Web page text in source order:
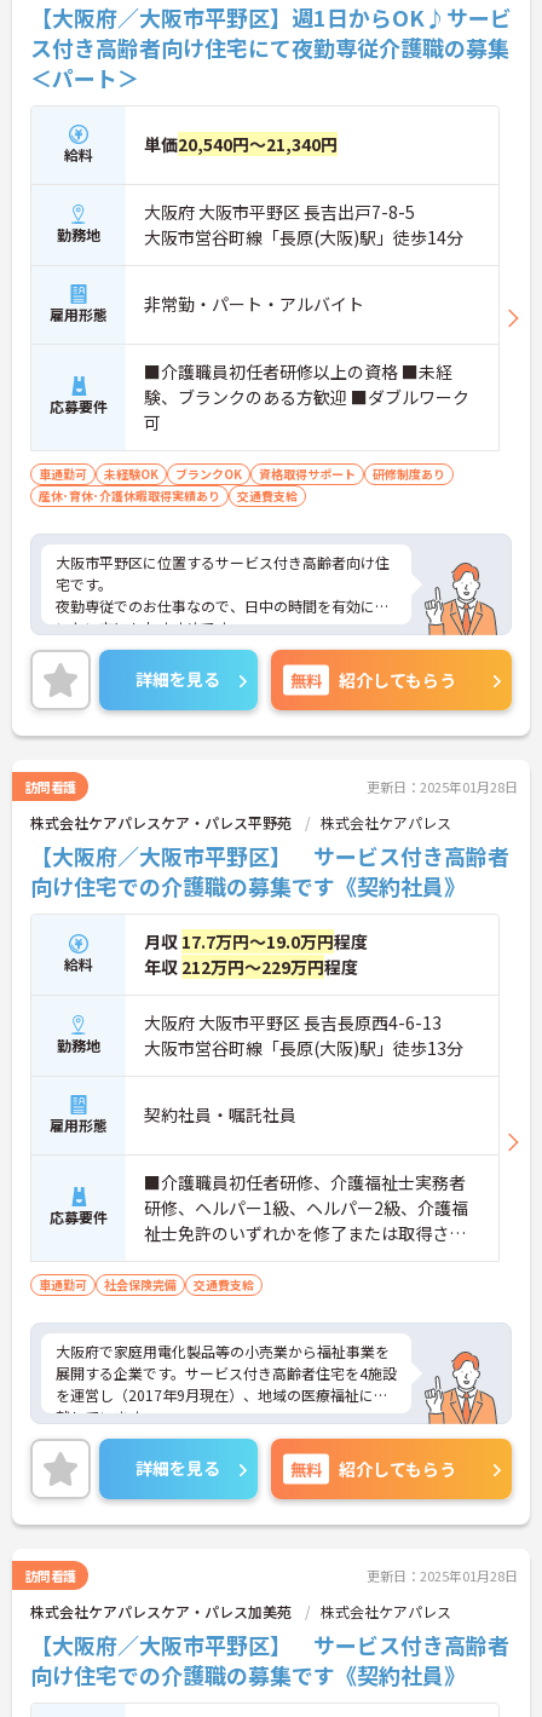
【大阪府／大阪市平野区】週1日からOK♪サービ
ス付き高齢者向け住宅にて夜勤専従介護職の募集
＜パート＞
給料 単価20,540円～21,340円
勤務地
大阪府 大阪市平野区 長吉出戸7-8-5
大阪市営谷町線「長原(大阪)駅」徒歩14分
雇用形態 非常勤・パート・アルバイト
応募要件
■介護職員初任者研修以上の資格 ■未経
験、ブランクのある方歓迎 ■ダブルワーク
可
車通勤可 未経験OK ブランクOK 資格取得サポート
研修制度あり
産休･育休･介護休暇取得実績あり
交通費支給
大阪市平野区に位置するサービス付き高齢者向け住
宅です。
夜勤専従でのお仕事なので、日中の時間を有効に使
いたい方にもおすすめです。
実務経験はなくてもOK！現場で働きながら経験を積
んでいくことができます。
ご興味をお持ちの方はお気軽にお問い合わせくださ
い。
詳細を見る 無料 紹介してもらう
訪問看護 更新日：2025年01月28日
株式会社ケアパレスケア・パレス平野苑 株式会社ケアパレス
【大阪府／大阪市平野区】 サービス付き高齢者
向け住宅での介護職の募集です《契約社員》
給料
月収 17.7万円～19.0万円程度
年収 212万円～229万円程度
勤務地
大阪府 大阪市平野区 長吉長原西4-6-13
大阪市営谷町線「長原(大阪)駅」徒歩13分
雇用形態 契約社員・嘱託社員
応募要件
■介護職員初任者研修、介護福祉士実務者
研修、ヘルパー1級、ヘルパー2級、介護福
祉士免許のいずれかを修了または取得され
た方 ■日・祝・年末年始勤務可能な方
車通勤可 社会保険完備 交通費支給
大阪府で家庭用電化製品等の小売業から福祉事業を
展開する企業です。サービス付き高齢者住宅を4施設
を運営し（2017年9月現在）、地域の医療福祉に貢
献しています。
シフトの融通が利きますので、勤務日や勤務時間な
どの相談が可能です。
趣味や学業、家庭との両立はもちろん、ダブルワー
クや扶養範囲内での勤務もご相談ください。
ご興味をお持ちの方は是非お問い合わせくださいま
詳細を見る 無料 紹介してもらう
訪問看護 更新日：2025年01月28日
株式会社ケアパレスケア・パレス加美苑 株式会社ケアパレス
【大阪府／大阪市平野区】 サービス付き高齢者
向け住宅での介護職の募集です《契約社員》